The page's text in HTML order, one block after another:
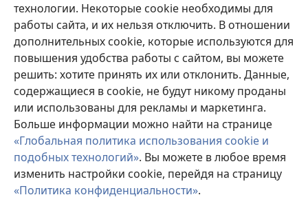
технологии. Некоторые cookie необходимы для
работы сайта, и их нельзя отключить. В отношении
дополнительных cookie, которые используются для
повышения удобства работы с сайтом, вы можете
решить: хотите принять их или отклонить. Данные,
содержащиеся в cookie, не будут никому проданы
или использованы для рекламы и маркетинга.
Больше информации можно найти на странице
«Глобальная политика использования cookie и
подобных технологий». Вы можете в любое время
изменить настройки cookie, перейдя на страницу
«Политика конфиденциальности».
Тэ шос ловэ
(открывается
в
новом
окне)
ОНЛАЙН-БИБЛИАТЕКА Сторожэво башня
(открывается
в
новом
окне)
JW Hub
(открывается
в
новом
окне)
Copyright© 2026 Watch Tower Bible and Tract Society of Pennsylvania.
УСЛОВИЯ ИСПОЛЬЗОВАНИЯ|ПОЛИТИКА
КОНФИДЕНЦИАЛЬНОСТИ
КОНФИДЕНЦИАЛЬНОСТИ